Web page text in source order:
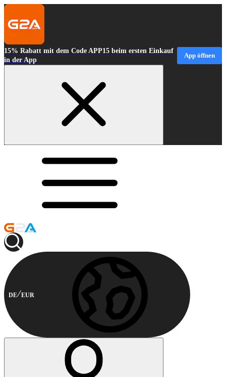
15% Rabatt mit dem Code APP15 beim ersten Einkauf
in der App
App öffnen
DE EUR